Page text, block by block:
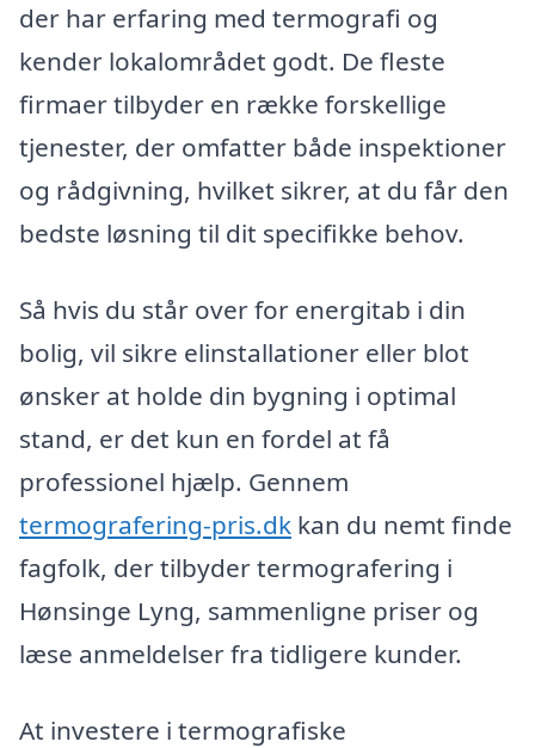
der har erfaring med termografi og
kender lokalområdet godt. De fleste
firmaer tilbyder en række forskellige
tjenester, der omfatter både inspektioner
og rådgivning, hvilket sikrer, at du får den
bedste løsning til dit specifikke behov.
Så hvis du står over for energitab i din
bolig, vil sikre elinstallationer eller blot
ønsker at holde din bygning i optimal
stand, er det kun en fordel at få
professionel hjælp. Gennem
termografering-pris.dk kan du nemt finde
fagfolk, der tilbyder termografering i
Hønsinge Lyng, sammenligne priser og
læse anmeldelser fra tidligere kunder.
At investere i termografiske